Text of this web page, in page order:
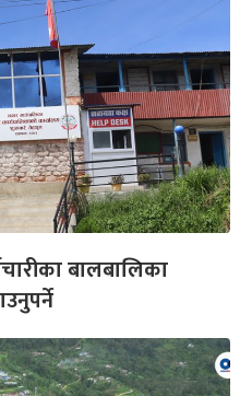
बालबालिका